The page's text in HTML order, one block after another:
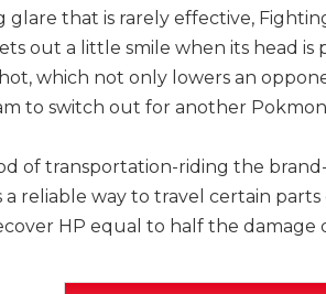
glare that is rarely effective,
out a little smile when its head is
which not only lowers an
to switch out for another
of transportation-riding the
a reliable way to travel certain parts
HP equal to half the damage